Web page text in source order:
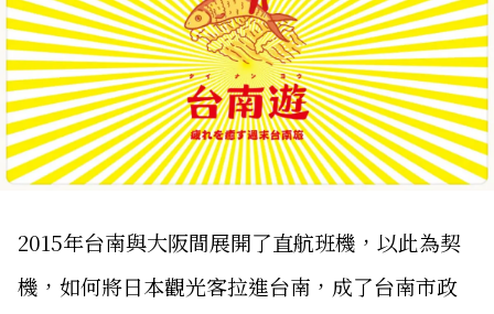
2015年台南與大阪間展開了直航班機，以此為契
機，如何將日本觀光客拉進台南，成了台南市政